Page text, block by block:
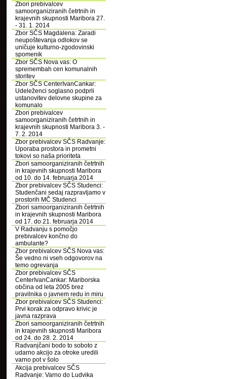
Zbori prebivalcev
samoorganiziranih četrtnih in
krajevnih skupnosti Maribora 27.
- 31. 1. 2014
Zbor SČS Magdalena: Zaradi
neupoštevanja odlokov se
uničuje kulturno-zgodovinski
spomenik
Zbor SČS Nova vas: O
spremembah cen komunalnih
storitev
Zbor SČS CenterIvanCankar:
Udeleženci soglasno podprli
ustanovitev delovne skupine za
komunalo
Zbori prebivalcev
samoorganiziranih četrtnih in
krajevnih skupnosti Maribora 3. -
7. 2. 2014
Zbor prebivalcev SČS Radvanje:
Uporaba prostora in prometni
tokovi so naša prioriteta
Zbori samoorganiziranih četrtnih
in krajevnih skupnosti Maribora
od 10. do 14. februarja 2014
Zbor prebivalcev SČS Studenci:
Studenčani sedaj razpravljamo v
prostorih MČ Studenci
Zbori samoorganiziranih četrtnih
in krajevnih skupnosti Maribora
od 17. do 21. februarja 2014
V Radvanju s pomočjo
prebivalcev končno do
ambulante?
Zbor prebivalcev SČS Nova vas:
Še vedno ni vseh odgovorov na
temo ogrevanja
Zbor prebivalcev SČS
CenterIvanCankar: Mariborska
občina od leta 2005 brez
pravilnika o javnem redu in miru
Zbor prebivalcev SČS Studenci:
Prvi korak za odpravo krivic je
javna razprava
Zbori samoorganiziranih četrtnih
in krajevnih skupnosti Maribora
od 24. do 28. 2. 2014
Radvanjčani bodo to soboto z
udarno akcijo za otroke uredili
varno pot v šolo
Akcija prebivalcev SČS
Radvanje: Varno do Ludvika